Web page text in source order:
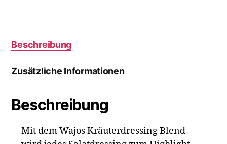
Beschreibung
Zusätzliche Informationen
Beschreibung
Mit dem Wajos Kräuterdressing Blend